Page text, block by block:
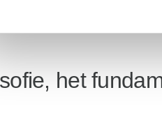
het